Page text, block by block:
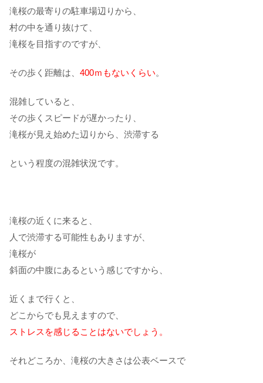
滝桜の最寄りの駐車場辺りから、
村の中を通り抜けて、
滝桜を目指すのですが、
その歩く距離は、 400ｍもないくらい。
混雑していると、
その歩くスピードが遅かったり、
滝桜が見え始めた辺りから、渋滞する
という程度の混雑状況です。
滝桜の近くに来ると、
人で渋滞する可能性もありますが、
滝桜が
斜面の中腹にあるという感じですから、
近くまで行くと、
どこからでも見えますので、
ストレスを感じることはないでしょう。
それどころか、滝桜の大きさは公表ベースで